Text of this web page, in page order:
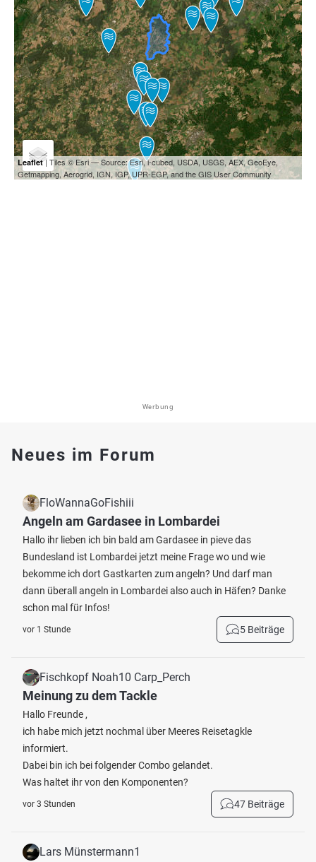
Leaflet| Tiles © Esri — Source: Esri, i-cubed, USDA, USGS, AEX, GeoEye,
Getmapping, Aerogrid, IGN, IGP, UPR-EGP, and the GIS User Community
Werbung
Neues im Forum
FloWannaGoFishiii
Angeln am Gardasee in Lombardei
Hallo ihr lieben ich bin bald am Gardasee in pieve das
Bundesland ist Lombardei jetzt meine Frage wo und wie
bekomme ich dort Gastkarten zum angeln? Und darf man
dann überall angeln in Lombardei also auch in Häfen? Danke
schon mal für Infos!
vor 1 Stunde 5 Beiträge
Fischkopf Noah10 Carp_Perch
Meinung zu dem Tackle
Hallo Freunde ,
ich habe mich jetzt nochmal über Meeres Reisetagkle
informiert.
Dabei bin ich bei folgender Combo gelandet.
Was haltet ihr von den Komponenten?
vor 3 Stunden 47 Beiträge
Lars Münstermann1